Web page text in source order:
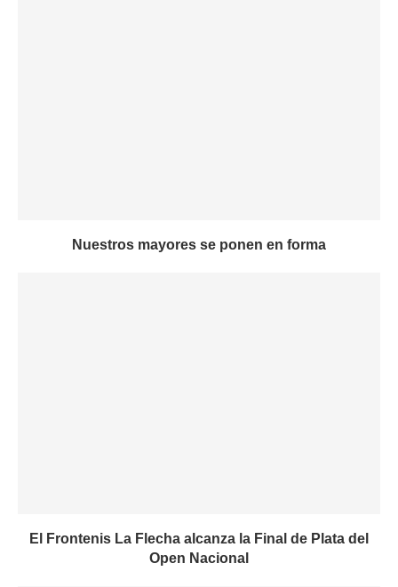
Nuestros mayores se ponen en forma
El Frontenis La Flecha alcanza la Final de Plata del
Open Nacional